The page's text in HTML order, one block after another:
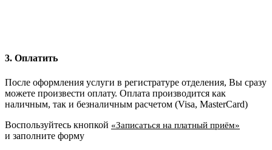
3. Оплатить
После оформления услуги в регистратуре отделения, Вы сразу
можете произвести оплату. Оплата производится как
наличным, так и безналичным расчетом (Visa, MasterCard)
Воспользуйтесь кнопкой «Записаться на платный приём»
и заполните форму